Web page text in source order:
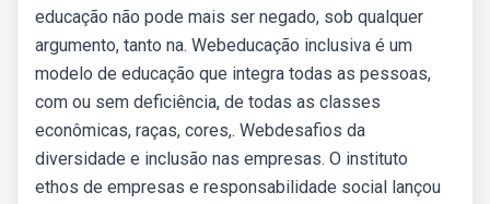
educação não pode mais ser negado, sob qualquer
argumento, tanto na. Webeducação inclusiva é um
modelo de educação que integra todas as pessoas,
com ou sem deficiência, de todas as classes
econômicas, raças, cores,. Webdesafios da
diversidade e inclusão nas empresas. O instituto
ethos de empresas e responsabilidade social lançou